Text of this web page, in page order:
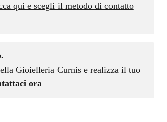
qui e scegli il metodo di contatto
Gioielleria Curnis e realizza il tuo
ora